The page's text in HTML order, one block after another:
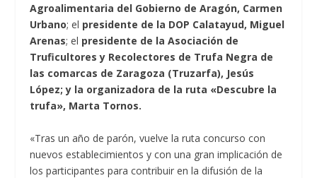
Agroalimentaria del Gobierno de Aragón, Carmen
Urbano; el presidente de la DOP Calatayud, Miguel
Arenas; el presidente de la Asociación de
Truficultores y Recolectores de Trufa Negra de
las comarcas de Zaragoza (Truzarfa), Jesús
López; y la organizadora de la ruta «Descubre la
trufa», Marta Tornos.
«Tras un año de parón, vuelve la ruta concurso con
nuevos establecimientos y con una gran implicación de
los participantes para contribuir en la difusión de la